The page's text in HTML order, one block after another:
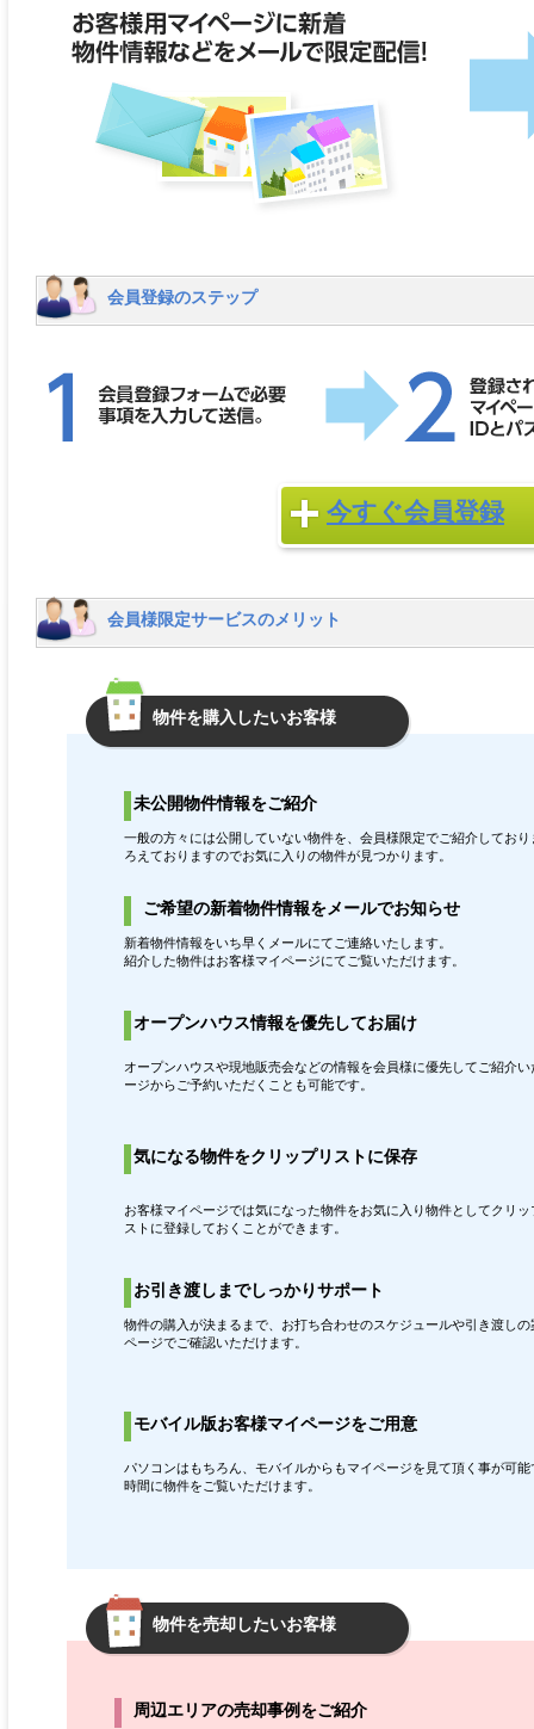
会員登録のステップ
今すぐ会員登録
会員様限定サービスのメリット
物件を購入したいお客様
未公開物件情報をご紹介
一般の方々には公開していない物件を、会員様限定でご紹介しており
ろえておりますのでお気に入りの物件が見つかります。
ご希望の新着物件情報をメールでお知らせ
新着物件情報をいち早くメールにてご連絡いたします。
紹介した物件はお客様マイページにてご覧いただけます。
オープンハウス情報を優先してお届け
オープンハウスや現地販売会などの情報を会員様に優先してご紹介い
ージからご予約いただくことも可能です。
気になる物件をクリップリストに保存
お客様マイページでは気になった物件をお気に入り物件としてクリッ
ストに登録しておくことができます。
お引き渡しまでしっかりサポート
物件の購入が決まるまで、お打ち合わせのスケジュールや引き渡し
ページでご確認いただけます。
モバイル版お客様マイページをご用意
パソコンはもちろん、モバイルからもマイページを見て頂く事が可
時間に物件をご覧いただけます。
物件を売却したいお客様
周辺エリアの売却事例をご紹介